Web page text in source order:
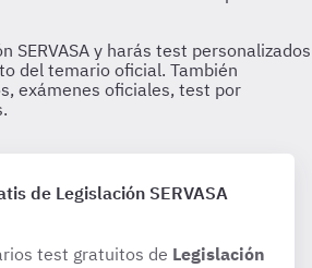
de Legislación SERVASA
test gratuitos de Legislación